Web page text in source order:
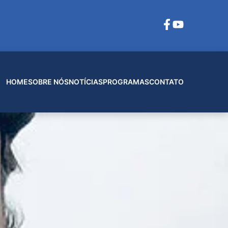
HOMESOBRE NÓSNOTÍCIASPROGRAMASCONTATO